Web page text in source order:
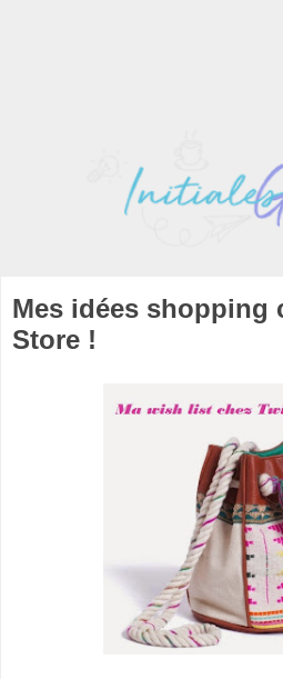
Mes idées shopping
Store !